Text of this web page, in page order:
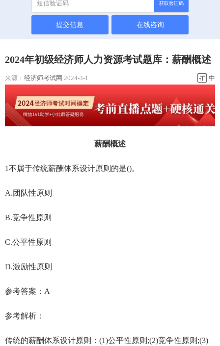
获取验证码
提交信息 在线咨询
2024年初级经济师人力资源考试题库：薪酬概述
来源： 经济师考试网 2024-3-1 中
薪酬概述
1不属于传统薪酬体系设计原则的是()。
A.团队性原则
B.竞争性原则
C.公平性原则
D.激励性原则
参考答案：A
参考解析：
传统的薪酬体系设计原则：(1)公平性原则;(2)竞争性原则;(3)